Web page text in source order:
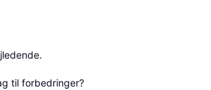
til forbedringer?